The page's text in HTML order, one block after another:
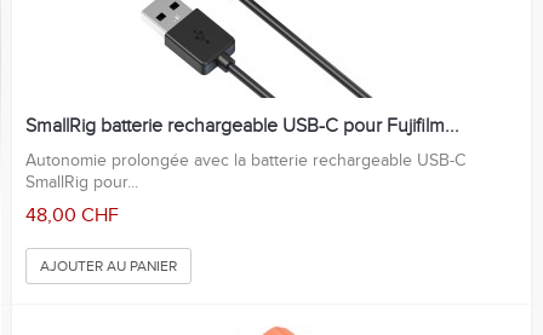
SmallRig batterie rechargeable USB-C pour Fujifilm...
Autonomie prolongée avec la batterie rechargeable USB-C
SmallRig pour...
48,00 CHF
AJOUTER AU PANIER